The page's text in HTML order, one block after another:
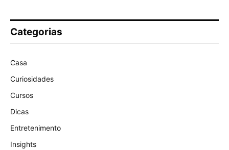
Categorias
Casa
Curiosidades
Cursos
Dicas
Entretenimento
Insights